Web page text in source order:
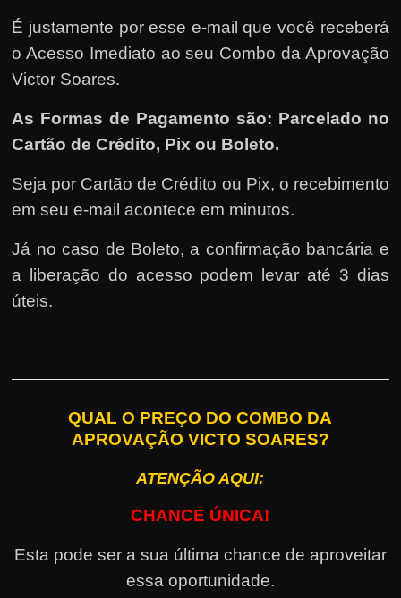
É justamente por esse e-mail que você receberá
o Acesso Imediato ao seu Combo da Aprovação
Victor Soares.
As Formas de Pagamento são: Parcelado no
Cartão de Crédito, Pix ou Boleto.
Seja por Cartão de Crédito ou Pix, o recebimento
em seu e-mail acontece em minutos.
Já no caso de Boleto, a confirmação bancária e
a liberação do acesso podem levar até 3 dias
úteis.
QUAL O PREÇO DO COMBO DA
APROVAÇÃO VICTO SOARES?
ATENÇÃO AQUI:
CHANCE ÚNICA!
Esta pode ser a sua última chance de aproveitar
essa oportunidade.